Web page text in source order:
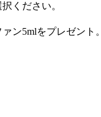
ください。
ン5mlをプレゼント。